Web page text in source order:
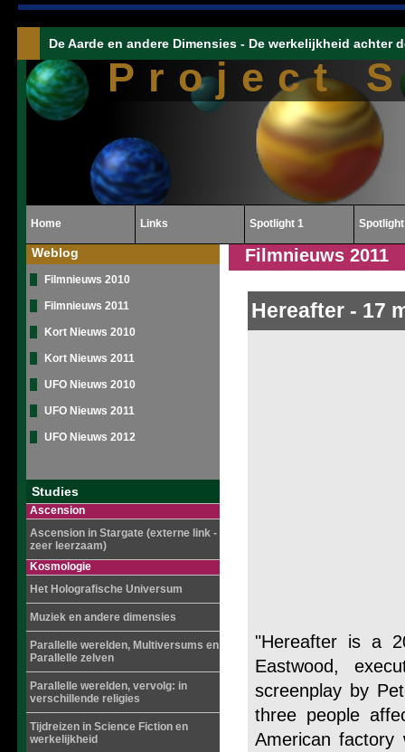
Project
De Aarde en andere Dimensies - De werkelijkheid achter
Home Links Spotlight 1
Weblog
Filmnieuws 2010
Filmnieuws 2011
Kort Nieuws 2010
Kort Nieuws 2011
UFO Nieuws 2010
UFO Nieuws 2011
UFO Nieuws 2012
Studies
Ascension
Ascension in Stargate (externe link -
zeer leerzaam)
Kosmologie
Het Holografische Universum
Muziek en andere dimensies
Parallelle werelden, Multiversums en
Parallelle zelven
Parallelle werelden, vervolg: in
verschillende religies
Tijdreizen in Science Fiction en
werkelijkheid
Filmnieuws 2011
Hereafter- 17
"Hereafter is a
Eastwood,
screenplay by
three people
American